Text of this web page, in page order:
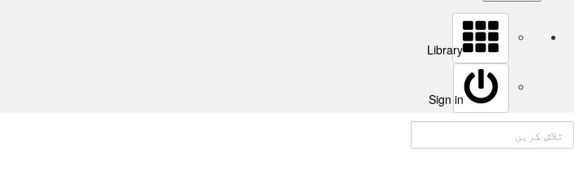
Library
Sign in